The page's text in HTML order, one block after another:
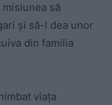
să
şi să-l dea unor
din familia
viaţa